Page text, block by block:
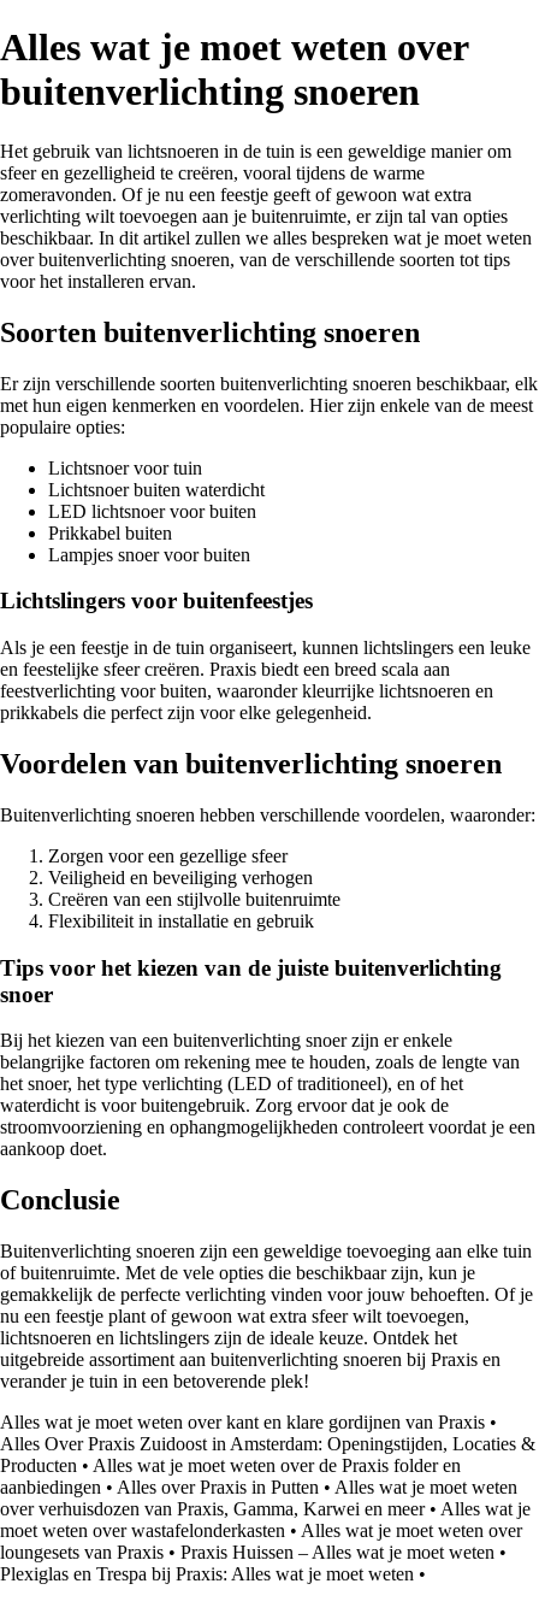
Alles wat je moet weten over
buitenverlichting snoeren
Het gebruik van lichtsnoeren in de tuin is een geweldige manier om
sfeer en gezelligheid te creëren, vooral tijdens de warme
zomeravonden. Of je nu een feestje geeft of gewoon wat extra
verlichting wilt toevoegen aan je buitenruimte, er zijn tal van opties
beschikbaar. In dit artikel zullen we alles bespreken wat je moet weten
over buitenverlichting snoeren, van de verschillende soorten tot tips
voor het installeren ervan.
Soorten buitenverlichting snoeren
Er zijn verschillende soorten buitenverlichting snoeren beschikbaar, elk
met hun eigen kenmerken en voordelen. Hier zijn enkele van de meest
populaire opties:
Lichtsnoer voor tuin
Lichtsnoer buiten waterdicht
LED lichtsnoer voor buiten
Prikkabel buiten
Lampjes snoer voor buiten
Lichtslingers voor buitenfeestjes
Als je een feestje in de tuin organiseert, kunnen lichtslingers een leuke
en feestelijke sfeer creëren. Praxis biedt een breed scala aan
feestverlichting voor buiten, waaronder kleurrijke lichtsnoeren en
prikkabels die perfect zijn voor elke gelegenheid.
Voordelen van buitenverlichting snoeren
Buitenverlichting snoeren hebben verschillende voordelen, waaronder:
Zorgen voor een gezellige sfeer
Veiligheid en beveiliging verhogen
Creëren van een stijlvolle buitenruimte
Flexibiliteit in installatie en gebruik
Tips voor het kiezen van de juiste buitenverlichting
snoer
Bij het kiezen van een buitenverlichting snoer zijn er enkele
belangrijke factoren om rekening mee te houden, zoals de lengte van
het snoer, het type verlichting (LED of traditioneel), en of het
waterdicht is voor buitengebruik. Zorg ervoor dat je ook de
stroomvoorziening en ophangmogelijkheden controleert voordat je een
aankoop doet.
Conclusie
Buitenverlichting snoeren zijn een geweldige toevoeging aan elke tuin
of buitenruimte. Met de vele opties die beschikbaar zijn, kun je
gemakkelijk de perfecte verlichting vinden voor jouw behoeften. Of je
nu een feestje plant of gewoon wat extra sfeer wilt toevoegen,
lichtsnoeren en lichtslingers zijn de ideale keuze. Ontdek het
uitgebreide assortiment aan buitenverlichting snoeren bij Praxis en
verander je tuin in een betoverende plek!
Alles wat je moet weten over kant en klare gordijnen van Praxis •
Alles Over Praxis Zuidoost in Amsterdam: Openingstijden, Locaties &
Producten • Alles wat je moet weten over de Praxis folder en
aanbiedingen • Alles over Praxis in Putten • Alles wat je moet weten
over verhuisdozen van Praxis, Gamma, Karwei en meer• Alles wat je
moet weten over wastafelonderkasten • Alles wat je moet weten over
loungesets van Praxis • Praxis Huissen – Alles wat je moet weten •
Plexiglas en Trespa bij Praxis: Alles wat je moet weten •